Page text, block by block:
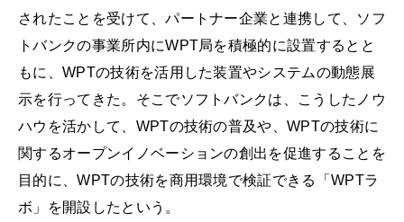
されたことを受けて、パートナー企業と連携して、ソフ
トバンクの事業所内にWPT局を積極的に設置するとと
もに、WPTの技術を活用した装置やシステムの動態展
示を行ってきた。そこでソフトバンクは、こうしたノウ
ハウを活かして、WPTの技術の普及や、WPTの技術に
関するオープンイノベーションの創出を促進することを
目的に、WPTの技術を商用環境で検証できる「WPTラ
ボ」を開設したという。